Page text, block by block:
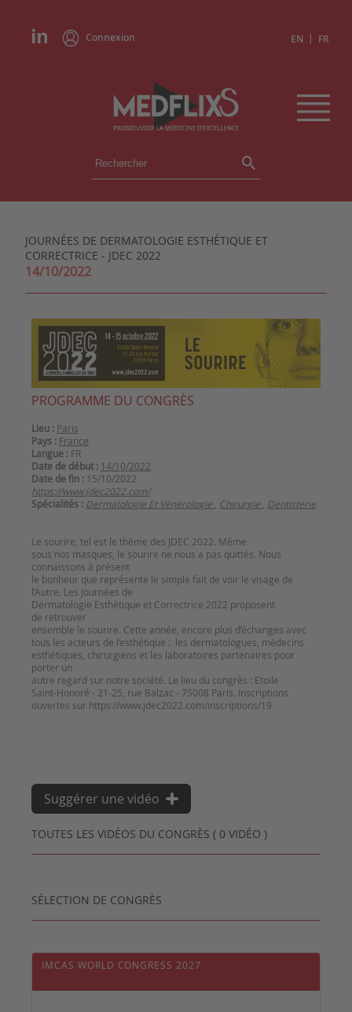
Connexion EN | FR
ÉVÉNEMENTS
INSTITUTIONS
CONGRÈS EN RÉSUMÉ
JOURNÉES DE DERMATOLOGIE ESTHÉTIQUE ET
CORRECTRICE - JDEC 2022
14/10/2022
PROGRAMME DU CONGRÈS
Lieu : Paris
Pays : France
Langue : FR
Date de début : 14/10/2022
Date de fin : 15/10/2022
https://www.jdec2022.com/
Spécialités : Dermatologie Et Vénérologie Chirurgie Dentisterie
Le sourire, tel est le thème des JDEC 2022. Même
sous nos masques, le sourire ne nous a pas quittés. Nous
connaissons à présent
le bonheur que représente le simple fait de voir le visage de
l’Autre. Les Journées de
Dermatologie Esthétique et Correctrice 2022 proposent
de retrouver
ensemble le sourire. Cette année, encore plus d’échanges avec
tous les acteurs de l’esthétique : les dermatologues, médecins
esthétiques, chirurgiens et les laboratoires partenaires pour
porter un
autre regard sur notre société. Le lieu du congrès : Etoile
Saint-Honoré - 21-25, rue Balzac - 75008 Paris. Inscriptions
ouvertes sur https://www.jdec2022.com/inscriptions/19
TOUTES LES VIDÉOS DU CONGRÈS ( 0 VIDÉO )
Suggérer une vidéo
SÉLECTION DE CONGRÈS
IMCAS WORLD CONGRESS 2027